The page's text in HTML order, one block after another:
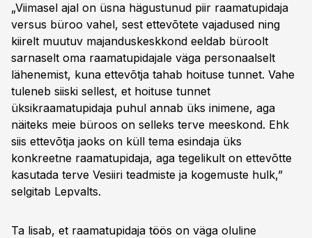
„Viimasel ajal on üsna hägustunud piir raamatupidaja
versus büroo vahel, sest ettevõtete vajadused ning
kiirelt muutuv majanduskeskkond eeldab büroolt
sarnaselt oma raamatupidajale väga personaalselt
lähenemist, kuna ettevõtja tahab hoituse tunnet. Vahe
tuleneb siiski sellest, et hoituse tunnet
üksikraamatupidaja puhul annab üks inimene, aga
näiteks meie büroos on selleks terve meeskond. Ehk
siis ettevõtja jaoks on küll tema esindaja üks
konkreetne raamatupidaja, aga tegelikult on ettevõtte
kasutada terve Vesiiri teadmiste ja kogemuste hulk,”
selgitab Lepvalts.
Ta lisab, et raamatupidaja töös on väga oluline